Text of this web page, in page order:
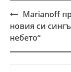
Post
navigation
Marianoff
новия си
небето“